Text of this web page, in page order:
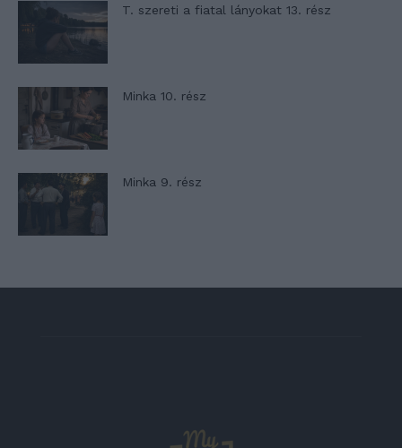
T. szereti a fiatal lányokat 13. rész
Minka 10. rész
Minka 9. rész